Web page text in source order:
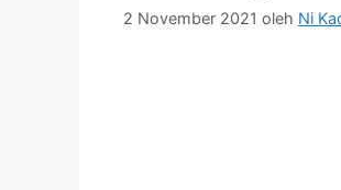
2 November 2021 oleh Ni